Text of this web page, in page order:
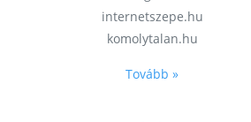
internetszepe.hu
komolytalan.hu
Tovább »